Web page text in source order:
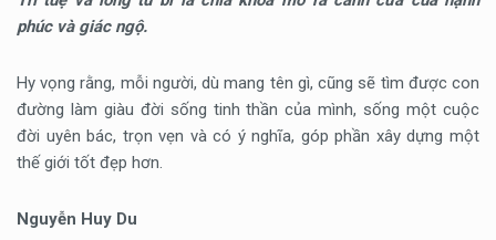
phúc và giác ngộ.
Hy vọng rằng, mỗi người, dù mang tên gì, cũng sẽ tìm được con
đường làm giàu đời sống tinh thần của mình, sống một cuộc
đời uyên bác, trọn vẹn và có ý nghĩa, góp phần xây dựng một
thế giới tốt đẹp hơn.
Nguyễn Huy Du